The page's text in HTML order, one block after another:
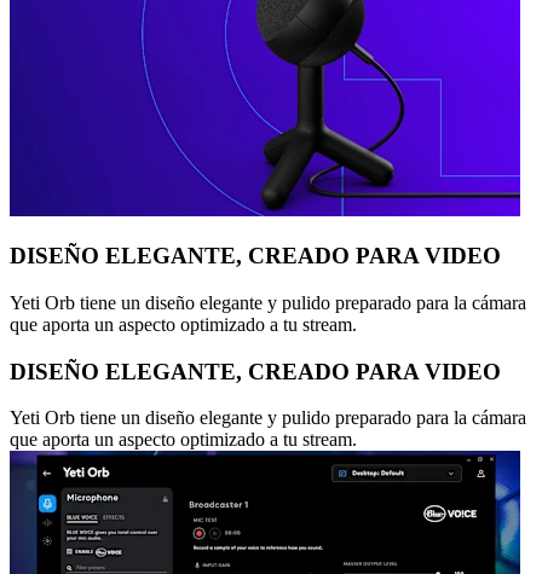
DISEÑO ELEGANTE, CREADO PARA VIDEO
Yeti Orb tiene un diseño elegante y pulido preparado para la cámara
que aporta un aspecto optimizado a tu stream.
DISEÑO ELEGANTE, CREADO PARA VIDEO
Yeti Orb tiene un diseño elegante y pulido preparado para la cámara
que aporta un aspecto optimizado a tu stream.